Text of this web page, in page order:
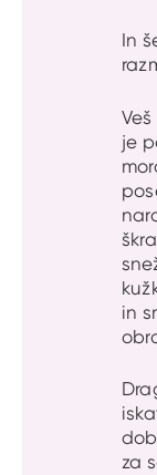
In
je
in
za